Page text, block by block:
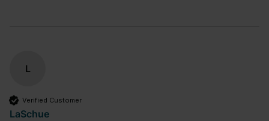
L
Verified Customer
LaSchue